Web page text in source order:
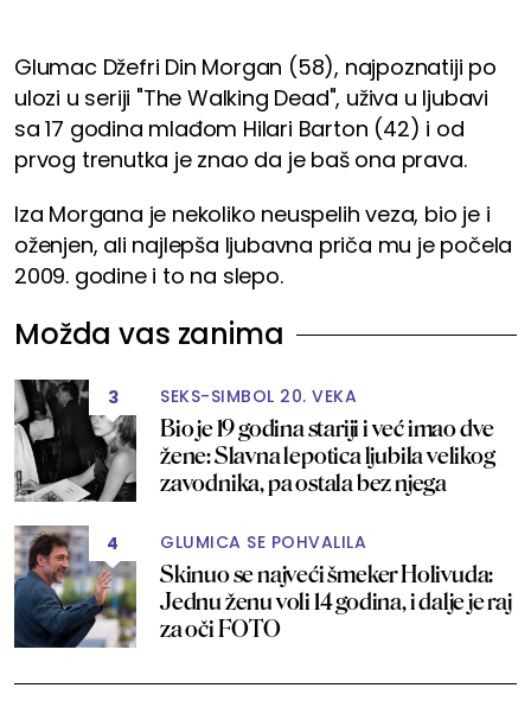
Glumac Džefri Din Morgan (58), najpoznatiji po
ulozi u seriji "The Walking Dead", uživa u ljubavi
sa 17 godina mlađom Hilari Barton (42) i od
prvog trenutka je znao da je baš ona prava.
Iza Morgana je nekoliko neuspelih veza, bio je i
oženjen, ali najlepša ljubavna priča mu je počela
2009. godine i to na slepo.
Možda vas zanima
3 SEKS-SIMBOL 20. VEKA
Bio je 19 godina stariji i već imao dve
žene: Slavna lepotica ljubila velikog
zavodnika, pa ostala bez njega
4 GLUMICA SE POHVALILA
Skinuo se najveći šmeker Holivuda:
Jednu ženu voli 14 godina, i dalje je raj
za oči FOTO